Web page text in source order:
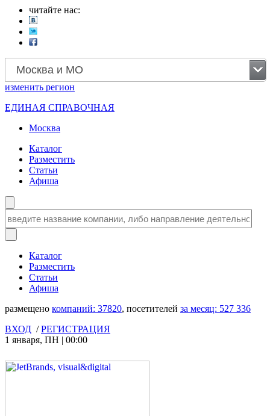
читайте нас:
Москва и МО
изменить регион
ЕДИНАЯ СПРАВОЧНАЯ
Москва
Каталог
Разместить
Статьи
Афиша
Каталог
Разместить
Статьи
Афиша
размещено компаний: 37820, посетителей за месяц: 527 336
ВХОД /РЕГИСТРАЦИЯ
1 января, ПН | 00:00